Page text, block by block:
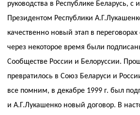
руководства в Республике Беларусь, с
Президентом Республики
качественно новый этап в
через некоторое время были
Сообществе России и Белоруссии.
превратилось в Союз Беларуси и
все помним, в декабре 1999 г. был
и А.Г.Лукашенко новый договор. В